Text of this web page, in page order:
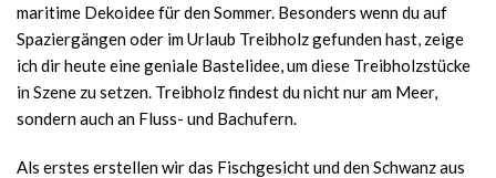
maritime Dekoidee für den Sommer. Besonders wenn du auf
Spaziergängen oder im Urlaub Treibholz gefunden hast, zeige
ich dir heute eine geniale Bastelidee, um diese Treibholzstücke
in Szene zu setzen. Treibholz findest du nicht nur am Meer,
sondern auch an Fluss- und Bachufern.
Als erstes erstellen wir das Fischgesicht und den Schwanz aus